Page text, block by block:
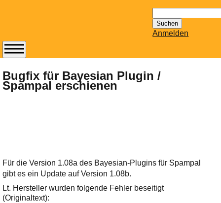
nach:
Anmelden
Bugfix für Bayesian Plugin /
Spampal erschienen
Für die Version 1.08a des Bayesian-Plugins für Spampal
gibt es ein Update auf Version 1.08b.
Lt. Hersteller wurden folgende Fehler beseitigt
(Originaltext):
Abonnieren Sie den
14-tägig
erscheinenden
Newsletter von
bereithält!
Wie z.B. Outlook,
GMail, Thunderbird
oder auch